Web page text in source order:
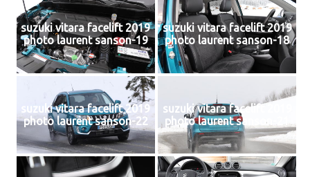
suzuki vitara facelift 2019
photo laurent sanson-19
suzuki vitara facelift 2019
photo laurent sanson-18
suzuki vitara facelift 2019
photo laurent sanson-22
suzuki vitara facelift 2019
photo laurent sanson-21